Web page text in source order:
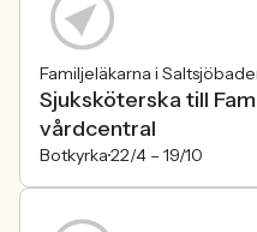
Familjeläkarna i
Sjuksköterska till
vårdcentral
Botkyrka22/4 – 19/10